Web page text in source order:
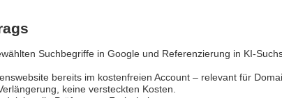
Suchbegriffe in Google und Referenzierung in KI-
bereits im kostenfreien Account – relevant für
keine versteckten Kosten.